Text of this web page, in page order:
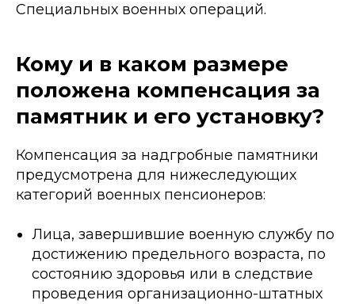
Специальных военных операций.
Кому и в каком размере
положена компенсация за
памятник и его установку?
Компенсация за надгробные памятники
предусмотрена для нижеследующих
категорий военных пенсионеров:
Лица, завершившие военную службу по
достижению предельного возраста, по
состоянию здоровья или в следствие
проведения организационно-штатных